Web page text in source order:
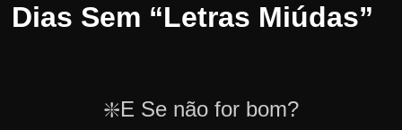
Dias Sem “Letras Miúdas”
❇️E Se não for bom?